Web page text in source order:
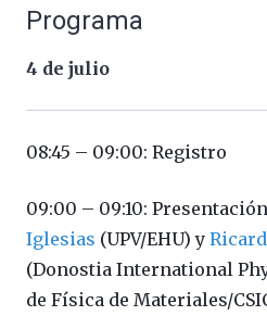
Programa
4 de julio
08:45 – 09:00: Registro
09:00 – 09:10:
Iglesias (UPV/EHU) y
(Donostia International
de Física de Materiales/